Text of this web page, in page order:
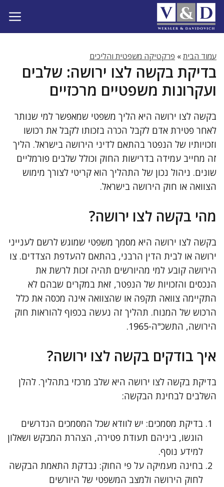
לדלג
לתוכן
עמוד הבית» פרקטיקה משפטית והליכים
בדיקת בקשה לצו ירושה: שלבים
ועקרונות משפטיים מרכזיים
בקשה לצו ירושה היא הליך משפטי שמאפשר למי שנותר
לאחר פטירת אדם לקבל הכרה בזכותו לקבל את רכושו
וזכויותיו של הנפטר בהתאם לדיני הירושה בישראל. הליך
זה מחייב עמידה בדרישות החוק וכולל שלבים פורמליים
שונים. ניהול נכון של התהליך הוא קריטי לצורך מימוש
הצוואה או חוק הירושה בישראל.
מהי בקשה לצו ירושה?
בקשה לצו ירושה היא מסמך משפטי שמוגש לרשם לענייני
ירושה או לבית הדין הרבני, בהתאם להעדפת הצדדים. צו
הירושה קובע למי מהיורשים תהיה זכות לרשת את
הנכסים והזכויות של הנפטר, זאת במקרים שבהם לא
התקיימה צוואה תקפה או שהצוואה אינה מכסה את כלל
הרכוש של המנוח. תהליך זה נעשה בכפוף להוראות חוק
הירושה, התשכ"ה-1965.
איך בודקים בקשה לצו ירושה?
בדיקת בקשה לצו ירושה היא שלב מרכזי בתהליך. להלן
השלבים לבחינת הבקשה:
בדיקת מסמכים: יש לוודא שכל המסמכים הנדרשים
הוגשו, ביניהם תעודת פטירה, הצהרת המבקש ושאלון
למידע נוסף.
בחינה מעמיקה על פי החוק: נבדקת התאמת הבקשה
לחוק הירושה ולמצב המשפטי של היורשים